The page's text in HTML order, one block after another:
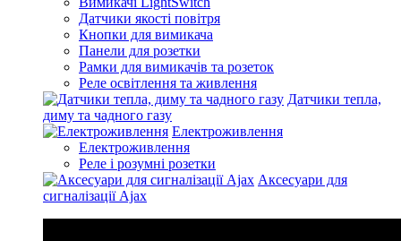
Датчики якості повітря
Кнопки для вимикача
Панели для розетки
Рамки для вимикачів та розеток
Реле освітлення та живлення
Датчики тепла,
диму та чадного газу
Електроживлення
Електроживлення
Реле і розумні розетки
Аксесуари для
сигналізації Ajax